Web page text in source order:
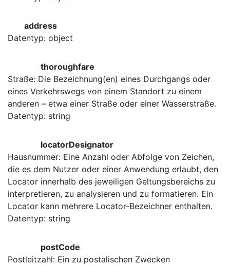
address
Datentyp: object
thoroughfare
Straße: Die Bezeichnung(en) eines Durchgangs oder
eines Verkehrswegs von einem Standort zu einem
anderen – etwa einer Straße oder einer Wasserstraße.
Datentyp: string
locatorDesignator
Hausnummer: Eine Anzahl oder Abfolge von Zeichen,
die es dem Nutzer oder einer Anwendung erlaubt, den
Locator innerhalb des jeweiligen Geltungsbereichs zu
interpretieren, zu analysieren und zu formatieren. Ein
Locator kann mehrere Locator-Bezeichner enthalten.
Datentyp: string
postCode
Postleitzahl: Ein zu postalischen Zwecken